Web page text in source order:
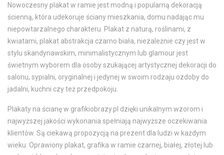
Nowoczesny plakat w ramie jest modną i popularną dekoracją
ścienną, która udekoruje ściany mieszkania, domu nadając mu
niepowtarzalnego charakteru. Plakat z naturą, roślinami, z
kwiatami, plakat abstrakcja czarno biała, niezależnie czy jest w
stylu skandynawskim, minimalistycznym lub glamour jest
świetnym wyborem dla osoby szukającej artystycznej dekoracji do
salonu, sypialni, oryginalnej i jedynej w swoim rodzaju ozdoby do
jadalni, kuchni czy też przedpokoju.
Plakaty na ścianę w grafikiobrazy.pl dzięki unikalnym wzorom i
najwyższej jakości wykonania spełniają najwyższe oczekiwania
klientów. Są ciekawą propozycją na prezent dla ludzi w każdym
wieku. Oprawiony plakat, grafika w ramie czarnej, białej, złotej lub